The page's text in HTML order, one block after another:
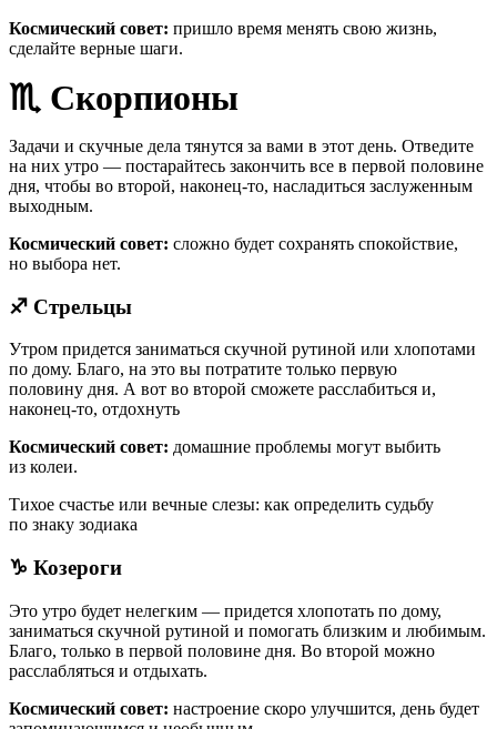
Космический совет: пришло время менять свою жизнь,
сделайте верные шаги.
♏ Скорпионы
Задачи и скучные дела тянутся за вами в этот день. Отведите
на них утро — постарайтесь закончить все в первой половине
дня, чтобы во второй, наконец-то, насладиться заслуженным
выходным.
Космический совет: сложно будет сохранять спокойствие,
но выбора нет.
♐ Стрельцы
Утром придется заниматься скучной рутиной или хлопотами
по дому. Благо, на это вы потратите только первую
половину дня. А вот во второй сможете расслабиться и,
наконец-то, отдохнуть
Космический совет: домашние проблемы могут выбить
из колеи.
Тихое счастье или вечные слезы: как определить судьбу
по знаку зодиака
♑ Козероги
Это утро будет нелегким — придется хлопотать по дому,
заниматься скучной рутиной и помогать близким и любимым.
Благо, только в первой половине дня. Во второй можно
расслабляться и отдыхать.
Космический совет: настроение скоро улучшится, день будет